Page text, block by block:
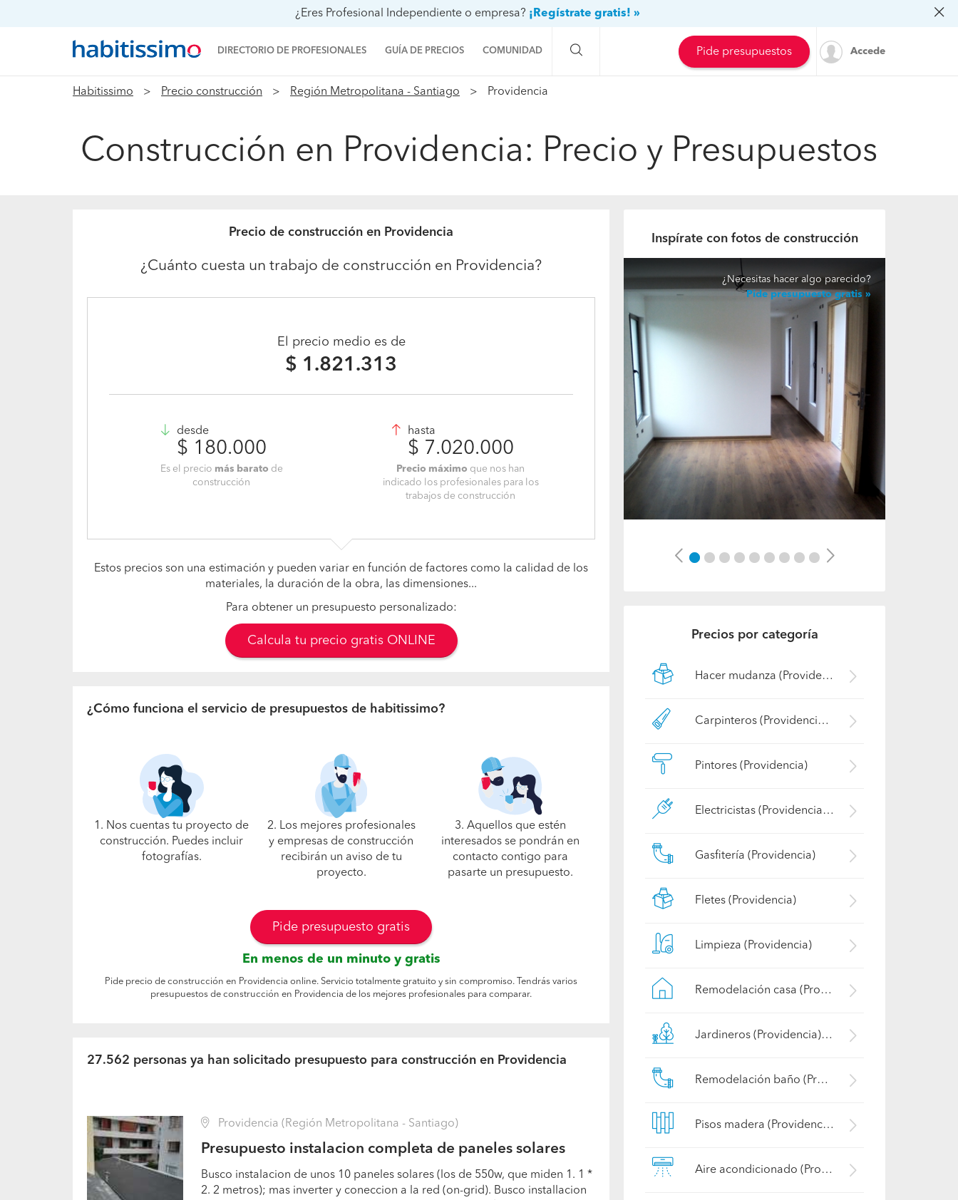
¿Eres Profesional Independiente o empresa? ¡Regístrate gratis! »
DIRECTORIO DE PROFESIONALES GUÍA DE PRECIOS COMUNIDAD
Preguntas a la comunidad
Pide presupuestos Accede
Habitissimo Precio construcción Región Metropolitana - Santiago Providencia
Construcción en Providencia: Precio y Presupuestos
Precio de construcción en Providencia
¿Cuánto cuesta un trabajo de construcción en Providencia?
El precio medio es de
$ 1.821.313
desde
$ 180.000
Es el precio más barato de
construcción
hasta
$ 7.020.000
Precio máximo que nos han
indicado los profesionales para los
trabajos de construcción
Estos precios son una estimación y pueden variar en función de factores como la calidad de los
materiales, la duración de la obra, las dimensiones...
Para obtener un presupuesto personalizado:
Calcula tu precio gratis ONLINE
¿Cómo funciona el servicio de presupuestos de habitissimo?
1. Nos cuentas tu proyecto de
construcción. Puedes incluir
fotografías.
2. Los mejores profesionales
y empresas de construcción
recibirán un aviso de tu
proyecto.
3. Aquellos que estén
interesados se pondrán en
contacto contigo para
pasarte un presupuesto.
Pide presupuesto gratis
En menos de un minuto y gratis
Pide precio de construcción en Providencia online. Servicio totalmente gratuito y sin compromiso. Tendrás varios
presupuestos de construcción en Providencia de los mejores profesionales para comparar.
27.562 personas ya han solicitado presupuesto para construcción en Providencia
Providencia (Región Metropolitana - Santiago)
Presupuesto instalacion completa de paneles solares
Busco instalacion de unos 10 paneles solares (los de 550w, que miden 1. 1 *
2. 2 metros); mas inverter y coneccion a la red (on-grid). Busco installacion
Inspírate con fotos de construcción
¿Necesitas hacer algo parecido?
Pide presupuesto gratis
Previous Next
Precios por categoría
Hacer mudanza (Providencia)
Carpinteros (Providencia)
Pintores (Providencia)
Electricistas (Providencia)
Gasfitería (Providencia)
Fletes (Providencia)
Limpieza (Providencia)
Remodelación casa (Providencia)
Jardineros (Providencia)
Remodelación baño (Providencia)
Pisos madera (Providencia)
Aire acondicionado (Providencia)